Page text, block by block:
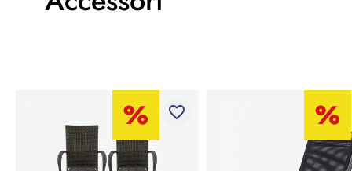
favorite_border